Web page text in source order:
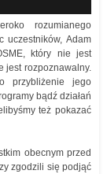
rozumianego
uczestników, Adam
który nie jest
jest rozpoznawalny.
przybliżenie jego
bądź działań
też pokazać
obecnym przed
zgodzili się podjąć